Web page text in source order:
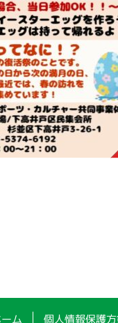
ム 個人情報保護